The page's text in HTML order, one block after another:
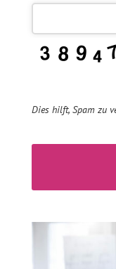
Dies hilft, Spam zu